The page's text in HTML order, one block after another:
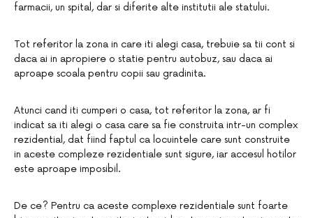
farmacii, un spital, dar si diferite alte institutii ale statului.
Tot referitor la zona in care iti alegi casa, trebuie sa tii cont si
daca ai in apropiere o statie pentru autobuz, sau daca ai
aproape scoala pentru copii sau gradinita.
Atunci cand iti cumperi o casa, tot referitor la zona, ar fi
indicat sa iti alegi o casa care sa fie construita intr-un complex
rezidential, dat fiind faptul ca locuintele care sunt construite
in aceste compleze rezidentiale sunt sigure, iar accesul hotilor
este aproape imposibil.
De ce? Pentru ca aceste complexe rezidentiale sunt foarte